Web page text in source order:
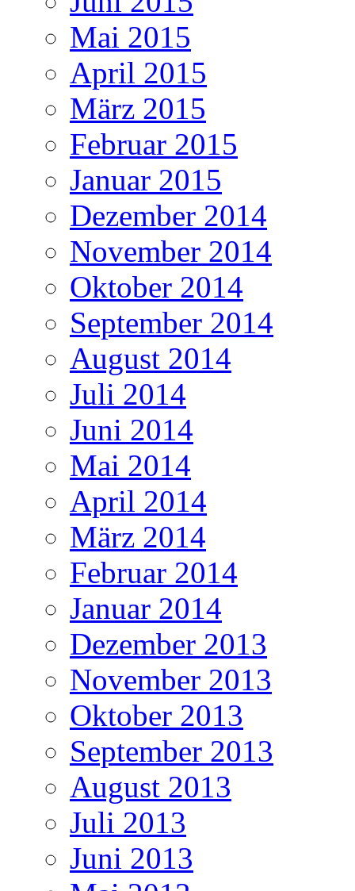
Mai 2015
April 2015
März 2015
Februar 2015
Januar 2015
Dezember 2014
November 2014
Oktober 2014
September 2014
August 2014
Juli 2014
Juni 2014
Mai 2014
April 2014
März 2014
Februar 2014
Januar 2014
Dezember 2013
November 2013
Oktober 2013
September 2013
August 2013
Juli 2013
Juni 2013